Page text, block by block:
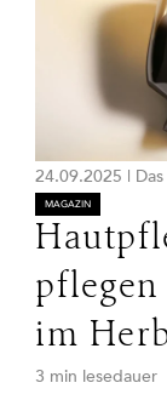
24.09.2025 |
MAGAZIN
im
3 min lesedauer